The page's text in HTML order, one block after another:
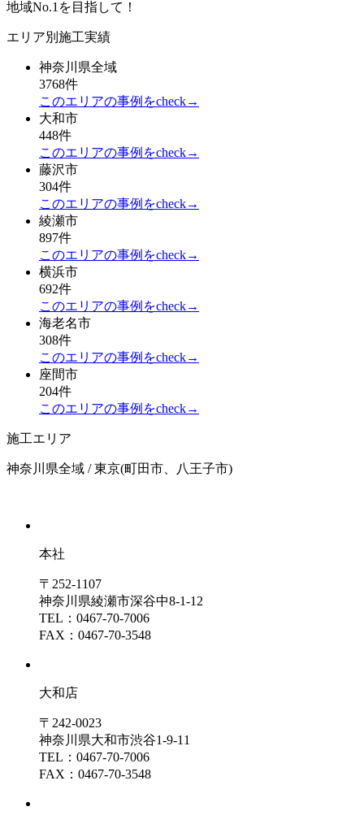
地域No.1を目指して！
エリア別施工実績
神奈川県全域
3768件
このエリアの事例をcheck→
大和市
448件
このエリアの事例をcheck→
藤沢市
304件
このエリアの事例をcheck→
綾瀬市
897件
このエリアの事例をcheck→
横浜市
692件
このエリアの事例をcheck→
海老名市
308件
このエリアの事例をcheck→
座間市
204件
このエリアの事例をcheck→
施工エリア
神奈川県全域 / 東京(町田市、八王子市)
本社
〒252-1107
神奈川県綾瀬市深谷中8-1-12
TEL：0467-70-7006
FAX：0467-70-3548
大和店
〒242-0023
神奈川県大和市渋谷1-9-11
TEL：0467-70-7006
FAX：0467-70-3548